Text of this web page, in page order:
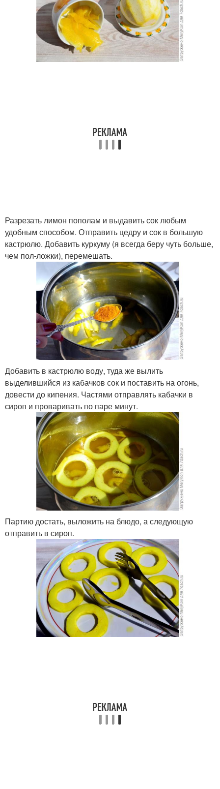
Разрезать лимон пополам и выдавить сок любым
удобным способом. Отправить цедру и сок в большую
кастрюлю. Добавить куркуму (я всегда беру чуть больше,
чем пол-ложки), перемешать.
Добавить в кастрюлю воду, туда же вылить
выделившийся из кабачков сок и поставить на огонь,
довести до кипения. Частями отправлять кабачки в
сироп и проваривать по паре минут.
Партию достать, выложить на блюдо, а следующую
отправить в сироп.